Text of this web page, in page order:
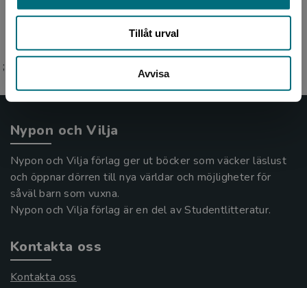
Tillåt urval
Avvisa
;
Nypon och Vilja
Nypon och Vilja förlag ger ut böcker som väcker läslust
och öppnar dörren till nya världar och möjligheter för
såväl barn som vuxna.
Nypon och Vilja förlag är en del av Studentlitteratur.
Kontakta oss
Kontakta oss